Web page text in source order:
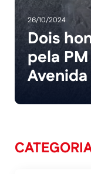
26/10/2024
Dois
pela